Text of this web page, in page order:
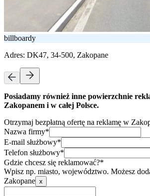
billboardy
Adres: DK47, 34-500, Zakopane
Posiadamy również inne powierzchnie
Zakopanem i w całej Polsce.
Otrzymaj bezpłatną ofertę na reklamę w
Nazwa firmy*
E-mail służbowy*
Telefon służbowy*
Gdzie chcesz się reklamować?*
Wpisz np. miasto, województwo. Możesz
Zakopane x